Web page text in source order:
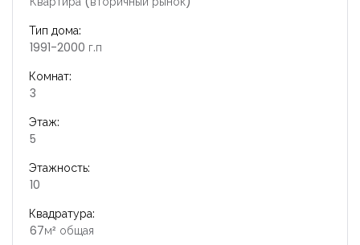
Тип дома:
1991-2000 г.п
Комнат:
3
Этаж:
5
Этажность:
10
Квадратура:
67м² общая